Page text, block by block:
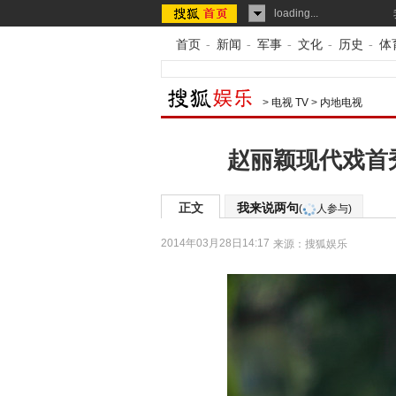
loading...
首页 - 新闻 - 军事 - 文化 - 历史 - 体
> 电视 TV > 内地电视
赵丽颖现代戏首
正文 我来说两句( 人参与)
2014年03月28日14:17 来源： 搜狐娱乐